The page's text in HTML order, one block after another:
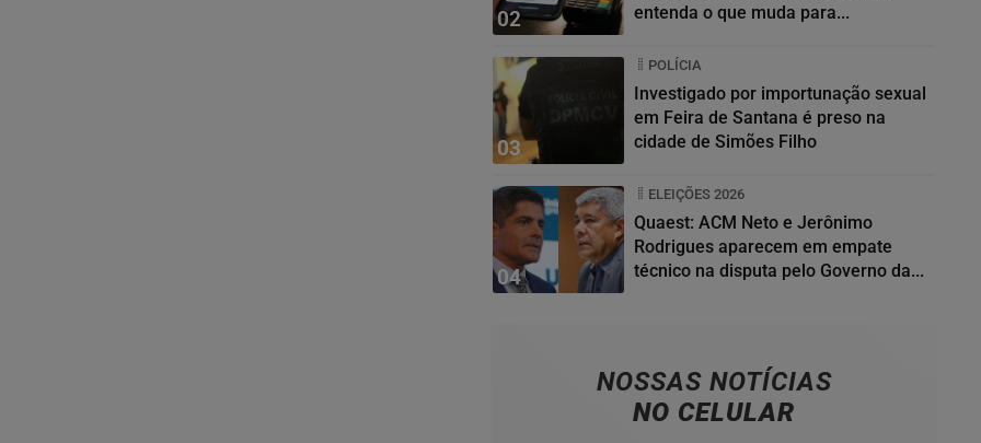
02
entenda o que muda para...
03
POLÍCIA
Investigado por importunação sexual
em Feira de Santana é preso na
cidade de Simões Filho
04
ELEIÇÕES 2026
Quaest: ACM Neto e Jerônimo
Rodrigues aparecem em empate
técnico na disputa pelo Governo da...
NOSSAS NOTÍCIAS
NO CELULAR